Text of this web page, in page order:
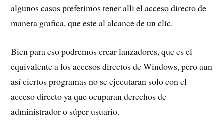
algunos casos preferimos tener alli el acceso directo de
manera grafica, que este al alcance de un clic.
Bien para eso podremos crear lanzadores, que es el
equivalente a los accesos directos de Windows, pero aun
así ciertos programas no se ejecutaran solo con el
acceso directo ya que ocuparan derechos de
administrador o súper usuario.